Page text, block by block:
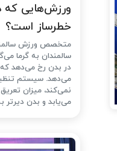
ورزش‌هایی که
خطرساز است؟
متخصص ورزش
سالمندان به گرما
در بدن رخ می‌دهد که
می‌دهد. سیستم
نمی‌کند، میزان
می‌یابد و بدن